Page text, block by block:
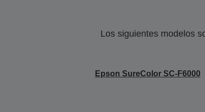
Los siguientes modelos
Epson SureColor SC-F6000